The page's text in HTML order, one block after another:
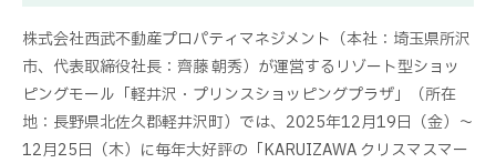
株式会社西武不動産プロパティマネジメント（本社：埼玉県所沢
市、代表取締役社長：齊藤 朝秀）が運営するリゾート型ショッ
ピングモール「軽井沢・プリンスショッピングプラザ」（所在
地：長野県北佐久郡軽井沢町）では、2025年12月19日（金）～
12月25日（木）に毎年大好評の「KARUIZAWA クリスマスマー